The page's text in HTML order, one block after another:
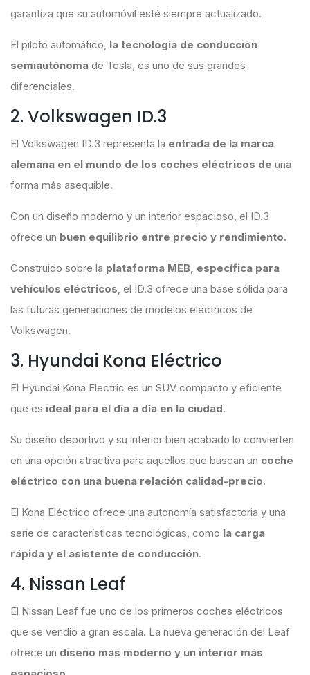
garantiza que su automóvil esté siempre actualizado.
El piloto automático, la tecnología de conducción
semiautónoma de Tesla, es uno de sus grandes
diferenciales.
2. Volkswagen ID.3
El Volkswagen ID.3 representa la entrada de la marca
alemana en el mundo de los coches eléctricos de una
forma más asequible.
Con un diseño moderno y un interior espacioso, el ID.3
ofrece un buen equilibrio entre precio y rendimiento.
Construido sobre la plataforma MEB, específica para
vehículos eléctricos , el ID.3 ofrece una base sólida para
las futuras generaciones de modelos eléctricos de
Volkswagen.
3. Hyundai Kona Eléctrico
El Hyundai Kona Electric es un SUV compacto y eficiente
que es ideal para el día a día en la ciudad.
Su diseño deportivo y su interior bien acabado lo convierten
en una opción atractiva para aquellos que buscan un coche
eléctrico con una buena relación calidad-precio.
El Kona Eléctrico ofrece una autonomía satisfactoria y una
serie de características tecnológicas, como la carga
rápida y el asistente de conducción.
4. Nissan Leaf
El Nissan Leaf fue uno de los primeros coches eléctricos
que se vendió a gran escala. La nueva generación del Leaf
ofrece un diseño más moderno y un interior más